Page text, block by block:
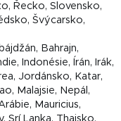
Řecko, Slovensko,
Švýcarsko,
Bahrajn,
Indonésie, Írán, Irák,
Jordánsko, Katar,
Malajsie, Nepál,
Mauricius,
Srí Lanka, Thajsko,